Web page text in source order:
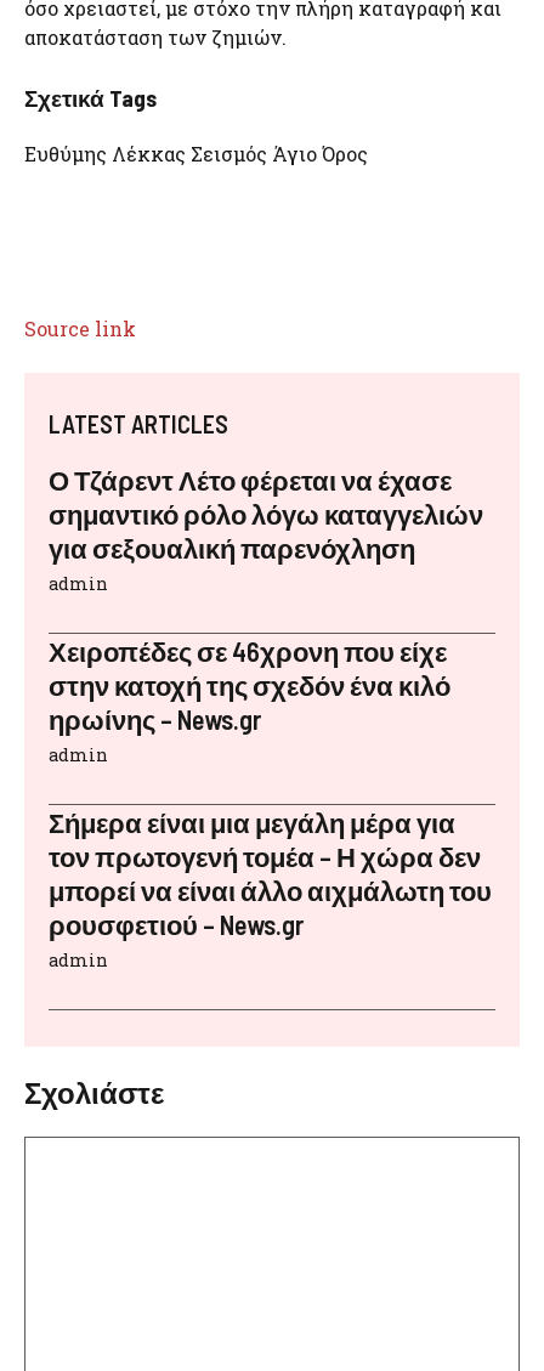
όσο χρειαστεί, με στόχο την πλήρη καταγραφή και
αποκατάσταση των ζημιών.
Σχετικά Tags
Ευθύμης Λέκκας Σεισμός Άγιο Όρος
Source link
LATEST ARTICLES
Ο Τζάρεντ Λέτο φέρεται να έχασε
σημαντικό ρόλο λόγω καταγγελιών
για σεξουαλική παρενόχληση
admin
Χειροπέδες σε 46χρονη που είχε
στην κατοχή της σχεδόν ένα κιλό
ηρωίνης – News.gr
admin
Σήμερα είναι μια μεγάλη μέρα για
τον πρωτογενή τομέα – Η χώρα δεν
μπορεί να είναι άλλο αιχμάλωτη του
ρουσφετιού – News.gr
admin
Σχολιάστε